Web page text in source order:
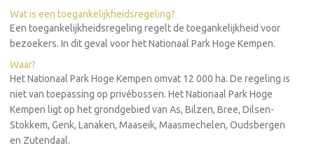
Wat is een toegankelijkheidsregeling?
Een toegankelijkheidsregeling regelt de toegankelijkheid voor
bezoekers. In dit geval voor het Nationaal Park Hoge Kempen.
Waar?
Het Nationaal Park Hoge Kempen omvat 12 000 ha. De regeling is
niet van toepassing op privébossen. Het Nationaal Park Hoge
Kempen ligt op het grondgebied van As, Bilzen, Bree, Dilsen-
Stokkem, Genk, Lanaken, Maaseik, Maasmechelen, Oudsbergen
en Zutendaal.